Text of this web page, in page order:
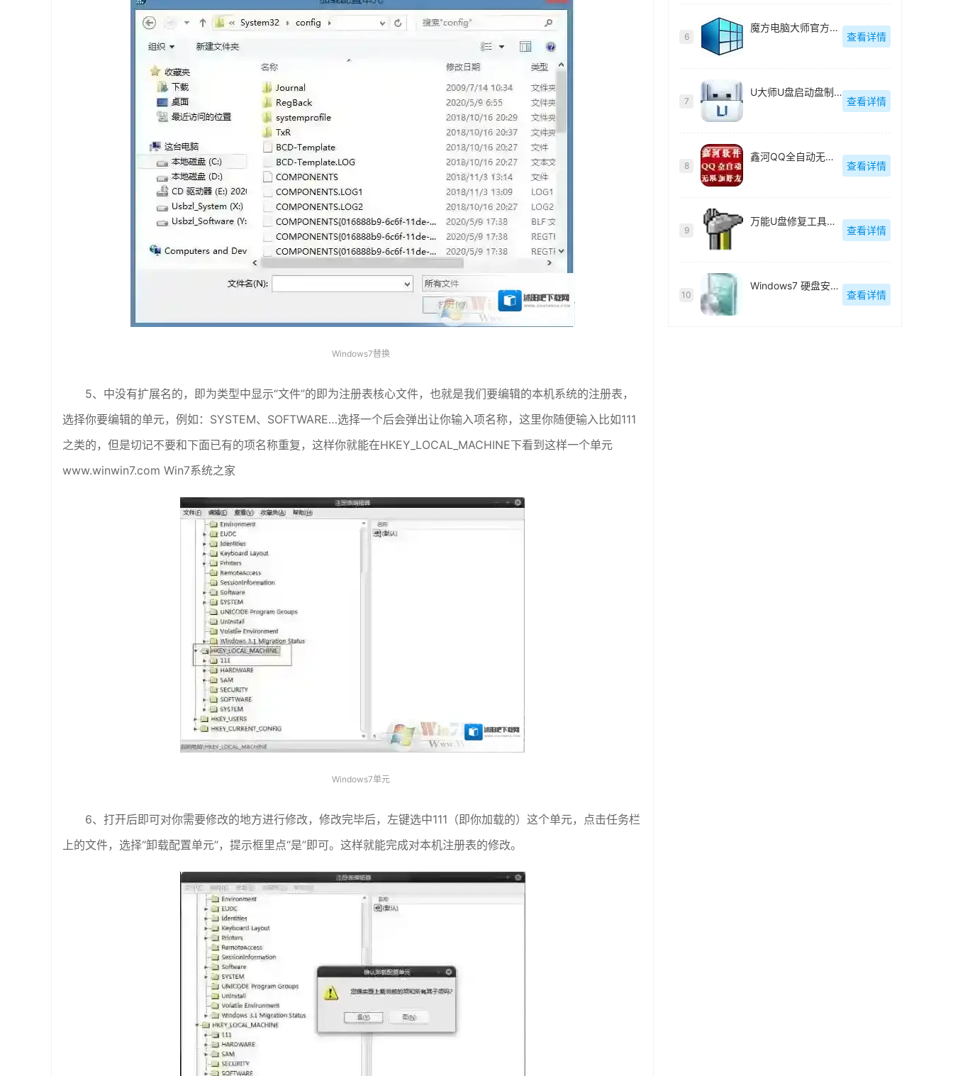
Windows7替换
5、中没有扩展名的，即为类型中显示“文件”的即为注册表核心文件，也就是我们要编辑的本机系统的注册表，
选择你要编辑的单元，例如：SYSTEM、SOFTWARE…选择一个后会弹出让你输入项名称，这里你随便输入比如111
之类的，但是切记不要和下面已有的项名称重复，这样你就能在HKEY_LOCAL_MACHINE下看到这样一个单元
www.winwin7.com Win7系统之家
Windows7单元
6、打开后即可对你需要修改的地方进行修改，修改完毕后，左键选中111（即你加载的）这个单元，点击任务栏
上的文件，选择“卸载配置单元”，提示框里点“是”即可。这样就能完成对本机注册表的修改。
6
魔方电脑大师官方最新版
查看详情
7
U大师U盘启动盘制作工具【附教程】
查看详情
8
鑫河QQ全自动无限加好友神器
查看详情
9
万能U盘修复工具绿色版
查看详情
10
Windows7 硬盘安装工具绿色版
查看详情